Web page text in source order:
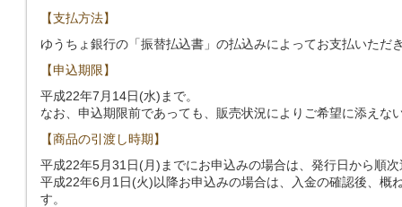
【支払方法】
ゆうちょ銀行の「振替払込書」の払込みによってお支払いただ
【申込期限】
平成22年7月14日(水)まで。
なお、申込期限前であっても、販売状況によりご希望に添えな
【商品の引渡し時期】
平成22年5月31日(月)までにお申込みの場合は、発行日から順
平成22年6月1日(火)以降お申込みの場合は、入金の確認後、概
す。